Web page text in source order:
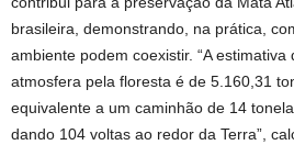
brasileira, demonstrando, na prática,
ambiente podem coexistir. “A
atmosfera pela floresta é de 5.160,31
equivalente a um caminhão de 14
dando 104 voltas ao redor da Terra”,